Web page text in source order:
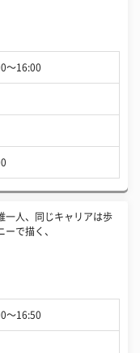
〜16:00
一人、同じキャリアは歩
ーで描く、
〜16:50